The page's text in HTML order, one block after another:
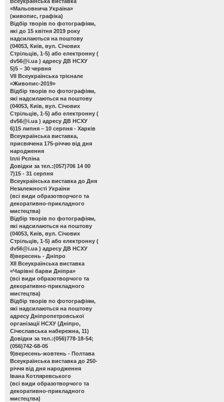
«Мальовнича Україна»
(живопис, графіка)
Відбір творів по фотографіям,
які до 15 квітня 2019 року
надсилаються на поштову
(04053, Київ, вул. Січових
Стрільців, 1-5) або електронну (
dv56@i.ua ) адресу ДВ НСХУ
5)5 – 30 червня
VІІ Всеукраїнська трієнале
«Живопис-2019»
Відбір творів по фотографіям,
які надсилаються на поштову
(04053, Київ, вул. Січових
Стрільців, 1-5) або електронну (
dv56@i.ua ) адресу ДВ НСХУ
6)15 липня – 10 серпня - Харків
Всеукраїнська виставка,
присвячена 175-річчю від дня
народження
Іллі Рєпіна
Довідки за тел.:(057)706 14 00
7)15 - 31 серпня
Всеукраїнська виставка до Дня
Незалежності України
(всі види образотворчого та
декоративно-прикладного
мистецтва)
Відбір творів по фотографіям,
які надсилаються на поштову
(04053, Київ, вул. Січових
Стрільців, 1-5) або електронну (
dv56@i.ua ) адресу ДВ НСХУ
8)вересень - Дніпро
ХІІ Всеукраїнська виставка
«Чарівні барви Дніпра»
(всі види образотворчого та
декоративно-прикладного
мистецтва)
Відбір творів по фотографіям,
які надсилаються на поштову
адресу Дніпропетровської
організації НСХУ (Дніпро,
Січеславська набережна, 11)
Довідки за тел.:(056)778-18-54;
(056)742-68-05
9)вересень-жовтень - Полтава
Всеукраїнська виставка до 250-
річчя від дня народження
Івана Котляревського
(всі види образотворчого та
декоративно-прикладного
мистецтва)